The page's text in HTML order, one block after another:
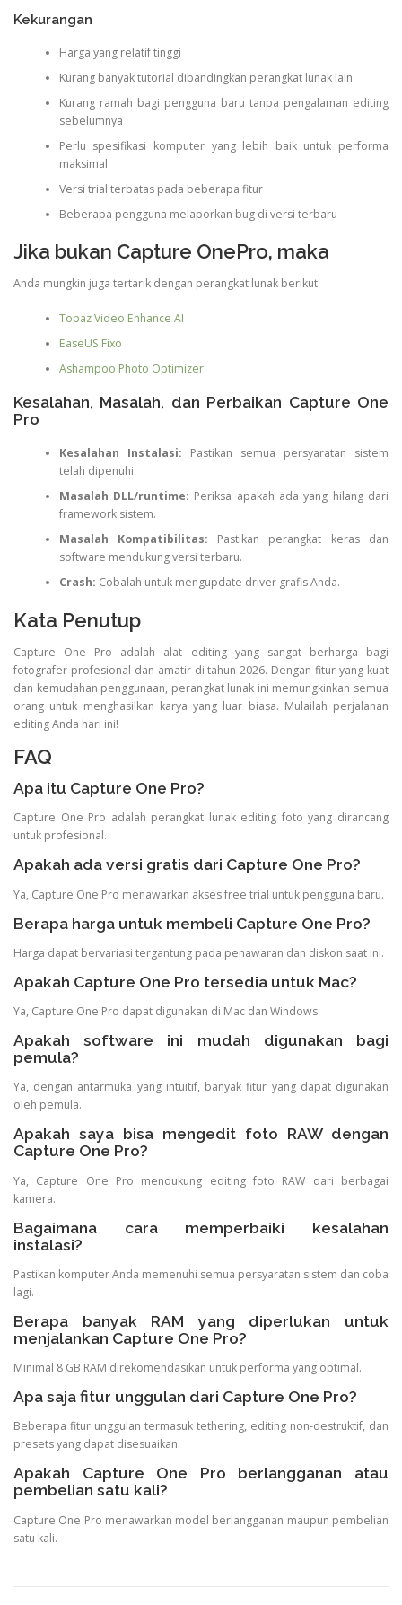
Kekurangan
Harga yang relatif tinggi
Kurang banyak tutorial dibandingkan perangkat lunak lain
Kurang ramah bagi pengguna baru tanpa pengalaman editing
sebelumnya
Perlu spesifikasi komputer yang lebih baik untuk performa
maksimal
Versi trial terbatas pada beberapa fitur
Beberapa pengguna melaporkan bug di versi terbaru
Jika bukan Capture OnePro, maka
Anda mungkin juga tertarik dengan perangkat lunak berikut:
Topaz Video Enhance AI
EaseUS Fixo
Ashampoo Photo Optimizer
Kesalahan, Masalah, dan Perbaikan Capture One
Pro
Kesalahan Instalasi: Pastikan semua persyaratan sistem
telah dipenuhi.
Masalah DLL/runtime: Periksa apakah ada yang hilang dari
framework sistem.
Masalah Kompatibilitas: Pastikan perangkat keras dan
software mendukung versi terbaru.
Crash: Cobalah untuk mengupdate driver grafis Anda.
Kata Penutup
Capture One Pro adalah alat editing yang sangat berharga bagi
fotografer profesional dan amatir di tahun 2026. Dengan fitur yang kuat
dan kemudahan penggunaan, perangkat lunak ini memungkinkan semua
orang untuk menghasilkan karya yang luar biasa. Mulailah perjalanan
editing Anda hari ini!
FAQ
Apa itu Capture One Pro?
Capture One Pro adalah perangkat lunak editing foto yang dirancang
untuk profesional.
Apakah ada versi gratis dari Capture One Pro?
Ya, Capture One Pro menawarkan akses free trial untuk pengguna baru.
Berapa harga untuk membeli Capture One Pro?
Harga dapat bervariasi tergantung pada penawaran dan diskon saat ini.
Apakah Capture One Pro tersedia untuk Mac?
Ya, Capture One Pro dapat digunakan di Mac dan Windows.
Apakah software ini mudah digunakan bagi
pemula?
Ya, dengan antarmuka yang intuitif, banyak fitur yang dapat digunakan
oleh pemula.
Apakah saya bisa mengedit foto RAW dengan
Capture One Pro?
Ya, Capture One Pro mendukung editing foto RAW dari berbagai
kamera.
Bagaimana cara memperbaiki kesalahan
instalasi?
Pastikan komputer Anda memenuhi semua persyaratan sistem dan coba
lagi.
Berapa banyak RAM yang diperlukan untuk
menjalankan Capture One Pro?
Minimal 8 GB RAM direkomendasikan untuk performa yang optimal.
Apa saja fitur unggulan dari Capture One Pro?
Beberapa fitur unggulan termasuk tethering, editing non-destruktif, dan
presets yang dapat disesuaikan.
Apakah Capture One Pro berlangganan atau
pembelian satu kali?
Capture One Pro menawarkan model berlangganan maupun pembelian
satu kali.